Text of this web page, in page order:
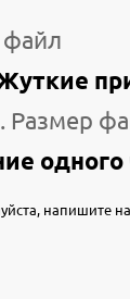
файл
Размер
одного
напишите на